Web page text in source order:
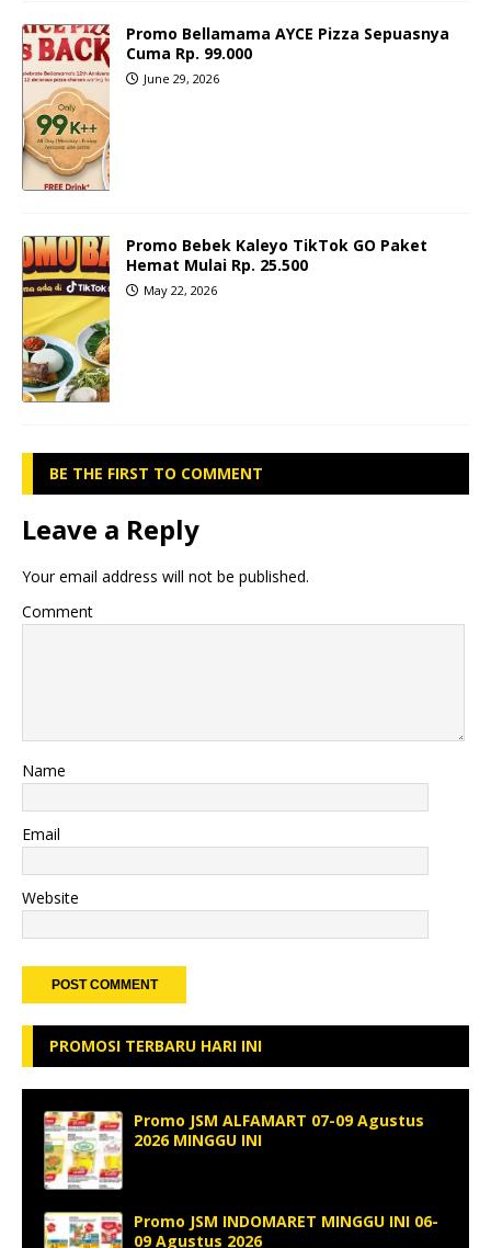
Promo Bellamama AYCE Pizza Sepuasnya
Cuma Rp. 99.000
June 29, 2026
Promo Bebek Kaleyo TikTok GO Paket
Hemat Mulai Rp. 25.500
May 22, 2026
BE THE FIRST TO COMMENT
Leave a Reply
Your email address will not be published.
Comment
Name
Email
Website
PROMOSI TERBARU HARI INI
Promo JSM ALFAMART 07-09 Agustus
2026 MINGGU INI
Promo JSM INDOMARET MINGGU INI 06-
09 Agustus 2026